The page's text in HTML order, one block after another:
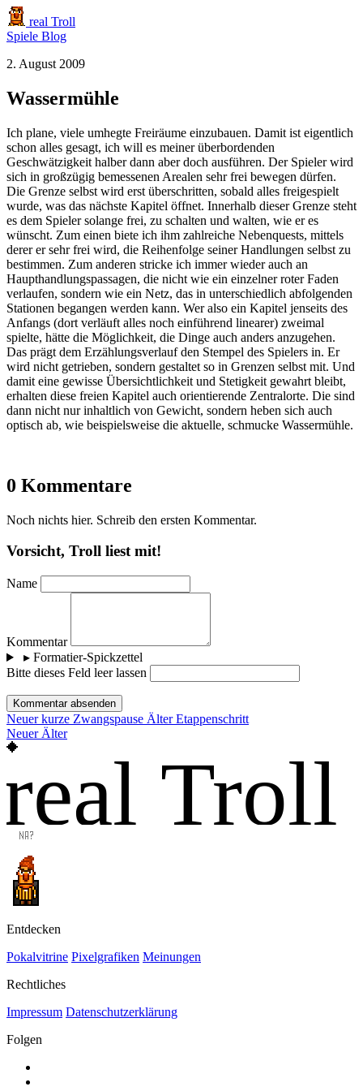
real Troll
Spiele Blog
2. August 2009
Wassermühle
Ich plane, viele umhegte Freiräume einzubauen. Damit ist eigentlich
schon alles gesagt, ich will es meiner überbordenden
Geschwätzigkeit halber dann aber doch ausführen. Der Spieler wird
sich in großzügig bemessenen Arealen sehr frei bewegen dürfen.
Die Grenze selbst wird erst überschritten, sobald alles freigespielt
wurde, was das nächste Kapitel öffnet. Innerhalb dieser Grenze steht
es dem Spieler solange frei, zu schalten und walten, wie er es
wünscht. Zum einen biete ich ihm zahlreiche Nebenquests, mittels
derer er sehr frei wird, die Reihenfolge seiner Handlungen selbst zu
bestimmen. Zum anderen stricke ich immer wieder auch an
Haupthandlungspassagen, die nicht wie ein einzelner roter Faden
verlaufen, sondern wie ein Netz, das in unterschiedlich abfolgenden
Stationen begangen werden kann. Wer also ein Kapitel jenseits des
Anfangs (dort verläuft alles noch einführend linearer) zweimal
spielte, hätte die Möglichkeit, die Dinge auch anders anzugehen.
Das prägt dem Erzählungsverlauf den Stempel des Spielers in. Er
wird nicht getrieben, sondern gestaltet so in Grenzen selbst mit. Und
damit eine gewisse Übersichtlichkeit und Stetigkeit gewahrt bleibt,
erhalten diese freien Kapitel auch orientierende Zentralorte. Die sind
dann nicht nur inhaltlich von Gewicht, sondern heben sich auch
optisch ab, wie beispielsweise die aktuelle, schmucke Wassermühle.
0 Kommentare
Noch nichts hier. Schreib den ersten Kommentar.
Vorsicht, Troll liest mit!
Name
Kommentar
▸Formatier-Spickzettel
Bitte dieses Feld leer lassen
Kommentar absenden
Neuer kurze Zwangspause Älter Etappenschritt
Neuer Älter
real Troll
Entdecken
Pokalvitrine Pixelgrafiken Meinungen
Rechtliches
Impressum Datenschutzerklärung
Folgen